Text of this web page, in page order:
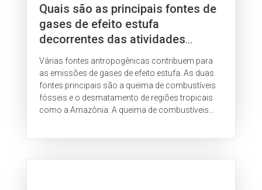
Quais são as principais fontes de
gases de efeito estufa
decorrentes das atividades
humanas?
Várias fontes antropogênicas contribuem para
as emissões de gases de efeito estufa. As duas
fontes principais são a queima de combustíveis
fósseis e o desmatamento de regiões tropicais
como a Amazônia. A queima de combustíveis